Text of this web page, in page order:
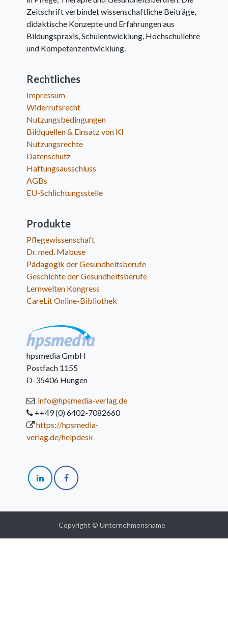
Zeitschrift verbindet wissenschaftliche Beiträge,
didaktische Konzepte und Erfahrungen aus
Bildungspraxis, Schulentwicklung, Hochschullehre
und Kompetenzentwicklung.
Rechtliches
Impressum
Widerrufsrecht
Nutzungsbedingungen
Bildquellen & Einsatz von KI
Nutzungsrechte
Datenschutz
Haftungsausschluss
AGBs
EU-Schlichtungsstelle
Produkte
Pflegewissenschaft
Dr. med. Mabuse
Pädagogik der Gesundheitsberufe
Geschichte der Gesundheitsberufe
Lernwelten Kongress
CareLit Online-Bibliothek
hpsmedia GmbH
Postfach 1155
D-35406 Hungen
info@hpsmedia-verlag.de
++49 (0) 6402-7082660
https://hpsmedia-
verlag.de/helpdesk
Copyright © Unternehmensname